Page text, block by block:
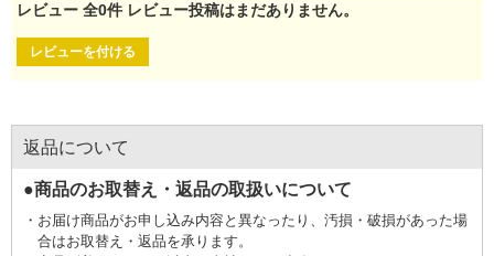
レビュー 全0件 レビュー投稿はまだありません。
レビューを付ける
返品について
●商品のお取替え・返品の取扱いについて
お届け商品がお申し込み内容と異なったり、汚損・破損があった場
合はお取替え・返品を承ります。